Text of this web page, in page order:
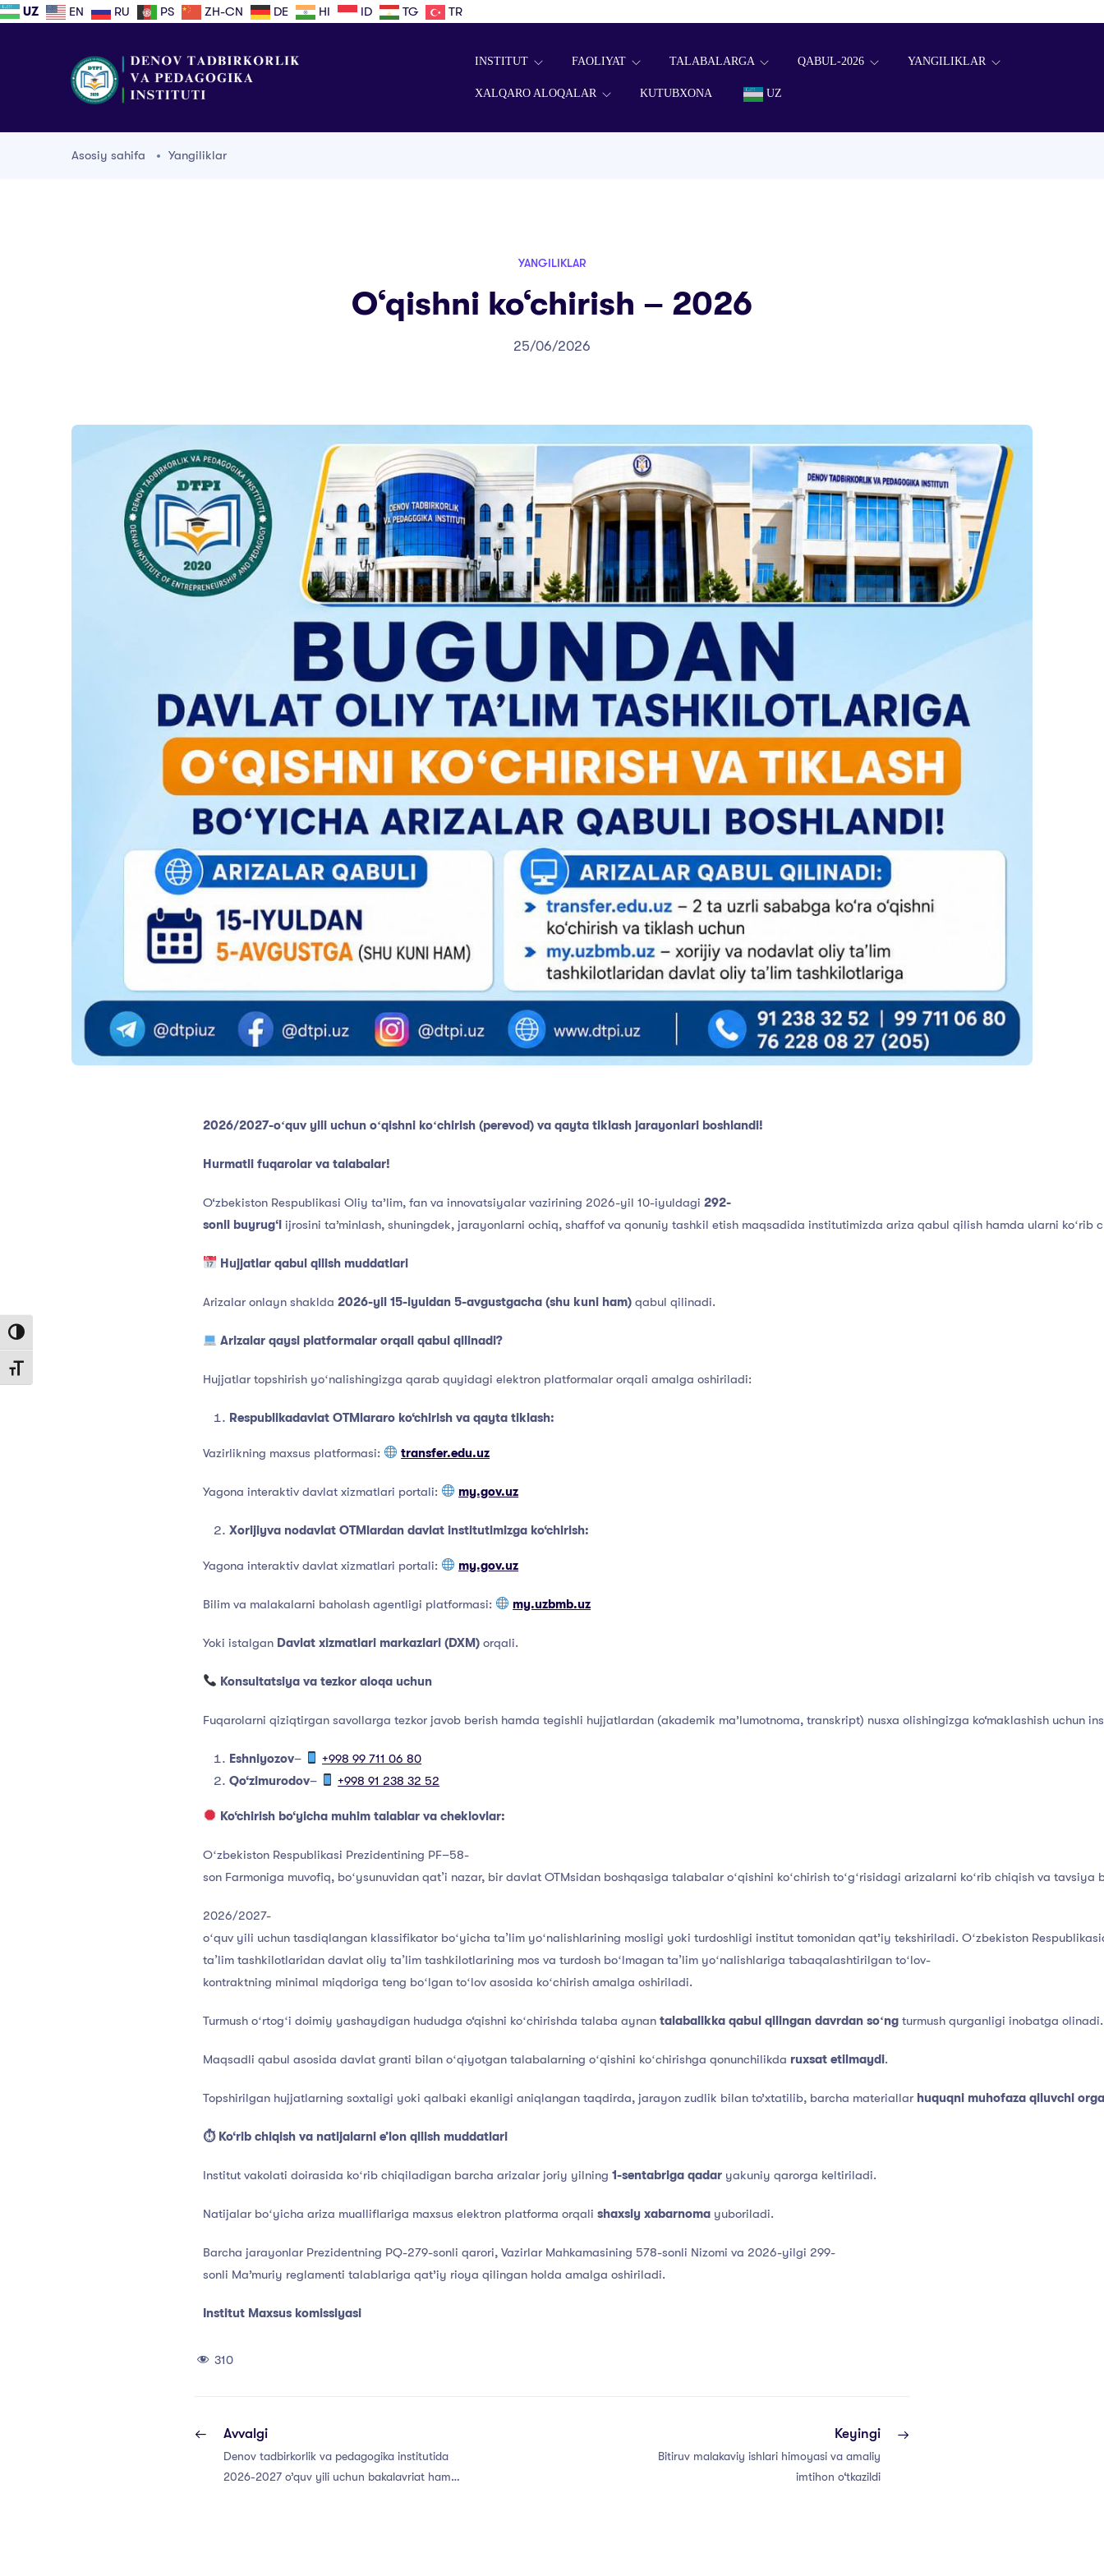
Toggle High Contrast
Toggle Font size
UZ EN RU PS ZH-CN DE HI ID TG TR
INSTITUT FAOLIYAT TALABALARGA QABUL-2026 YANGILIKLAR
XALQARO ALOQALAR KUTUBXONA UZ
Asosiy sahifa Yangiliklar
YANGILIKLAR
O‘qishni ko‘chirish – 2026
25/06/2026
2026/2027-oʻquv yili uchun oʻqishni koʻchirish (perevod) va qayta tiklash jarayonlari boshlandi!
Hurmatli fuqarolar va talabalar!
O‘zbekiston Respublikasi Oliy ta’lim, fan va innovatsiyalar vazirining 2026-yil 10-iyuldagi 292-
sonli buyrug‘i ijrosini ta’minlash, shuningdek, jarayonlarni ochiq, shaffof va qonuniy tashkil etish maqsadida institutimizda ariza qabul qilish hamda ularni koʻrib
Hujjatlar qabul qilish muddatlari
Arizalar onlayn shaklda 2026-yil 15-iyuldan 5-avgustgacha (shu kuni ham) qabul qilinadi.
Arizalar qaysi platformalar orqali qabul qilinadi?
Hujjatlar topshirish yoʻnalishingizga qarab quyidagi elektron platformalar orqali amalga oshiriladi:
Respublikadavlat OTMlararo ko‘chirish va qayta tiklash:
Vazirlikning maxsus platformasi: transfer.edu.uz
Yagona interaktiv davlat xizmatlari portali: my.gov.uz
Xorijiyva nodavlat OTMlardan davlat institutimizga ko‘chirish:
Yagona interaktiv davlat xizmatlari portali: my.gov.uz
Bilim va malakalarni baholash agentligi platformasi: my.uzbmb.uz
Yoki istalgan Davlat xizmatlari markazlari (DXM) orqali.
Konsultatsiya vatezkor aloqa uchun
Fuqarolarni qiziqtirgan savollarga tezkor javob berish hamda tegishli hujjatlardan (akademik ma’lumotnoma, transkript) nusxa olishingizga ko‘maklashish uchun
Eshniyozov–
+998 99 711 06 80
Qo‘zimurodov– +998 91 238 32 52
Ko‘chirish bo‘yicha muhim talablar va cheklovlar:
Oʻzbekiston Respublikasi Prezidentining PF–58-
son Farmoniga muvofiq, boʻysunuvidan qatʼi nazar, bir davlat OTMsidan boshqasiga talabalar oʻqishini koʻchirish toʻgʻrisidagi arizalarni koʻrib chiqish va tavsiya
2026/2027-
oʻquv yili uchun tasdiqlangan klassifikator boʻyicha taʼlim yoʻnalishlarining mosligi yoki turdoshligi institut tomonidan qat’iy tekshiriladi. Oʻzbekiston
taʼlim tashkilotlaridan davlat oliy taʼlim tashkilotlarining mos va turdosh boʻlmagan taʼlim yoʻnalishlariga tabaqalashtirilgan toʻlov-
kontraktning minimal miqdoriga teng boʻlgan toʻlov asosida koʻchirish amalga oshiriladi.
Turmush oʻrtogʻi doimiy yashaydigan hududga o‘qishni koʻchirishda talaba aynan talabalikka qabul qilingan davrdan soʻng turmush qurganligi inobatga
Maqsadli qabul asosida davlat granti bilan oʻqiyotgan talabalarning oʻqishini koʻchirishga qonunchilikda ruxsat etilmaydi.
Topshirilgan hujjatlarning soxtaligi yoki qalbaki ekanligi aniqlangan taqdirda, jarayon zudlik bilan to’xtatilib, barcha materiallar huquqni muhofaza qiluvchi
⏱ Ko‘rib chiqish va natijalarni e’lon qilish muddatlari
Institut vakolati doirasida koʻrib chiqiladigan barcha arizalar joriy yilning 1-sentabriga qadar yakuniy qarorga keltiriladi.
Natijalar boʻyicha ariza mualliflariga maxsus elektron platforma orqali shaxsiy xabarnoma yuboriladi.
Barcha jarayonlar Prezidentning PQ-279-sonli qarori, Vazirlar Mahkamasining 578-sonli Nizomi va 2026-yilgi 299-
sonli Ma’muriy reglamenti talablariga qat’iy rioya qilingan holda amalga oshiriladi.
Institut Maxsus komissiyasi
310
Avvalgi
Denov tadbirkorlik va pedagogika institutida
2026-2027 o’quv yili uchun bakalavriat hamda
Keyingi
Bitiruv malakaviy ishlari himoyasi va amaliy
imtihon o‘tkazildi